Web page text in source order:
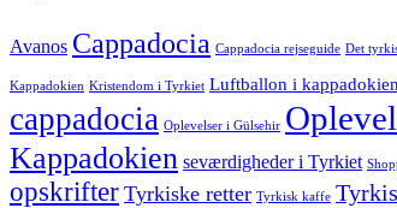
Avanos Cappadocia Cappadocia rejseguide Det
Kappadokien Kristendom i Tyrkiet Luftballon i kappadokien
cappadocia Oplevelser i Gülsehir
Kappadokien seværdigheder i Tyrkiet
opskrifter Tyrkiske retter Tyrkisk kaffe